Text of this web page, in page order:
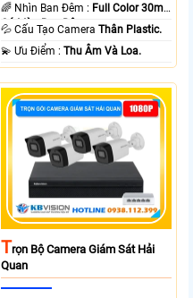
🌈 Nhìn Ban Đêm : Full Color 30m
Có Màu Ban Ðêm.
💦 Cấu Tạo CameraThân Plastic.
️💫 Ưu Điểm :Thu Âm Và Loa.
TRọn Bộ Camera Giám Sát Hải
Quan